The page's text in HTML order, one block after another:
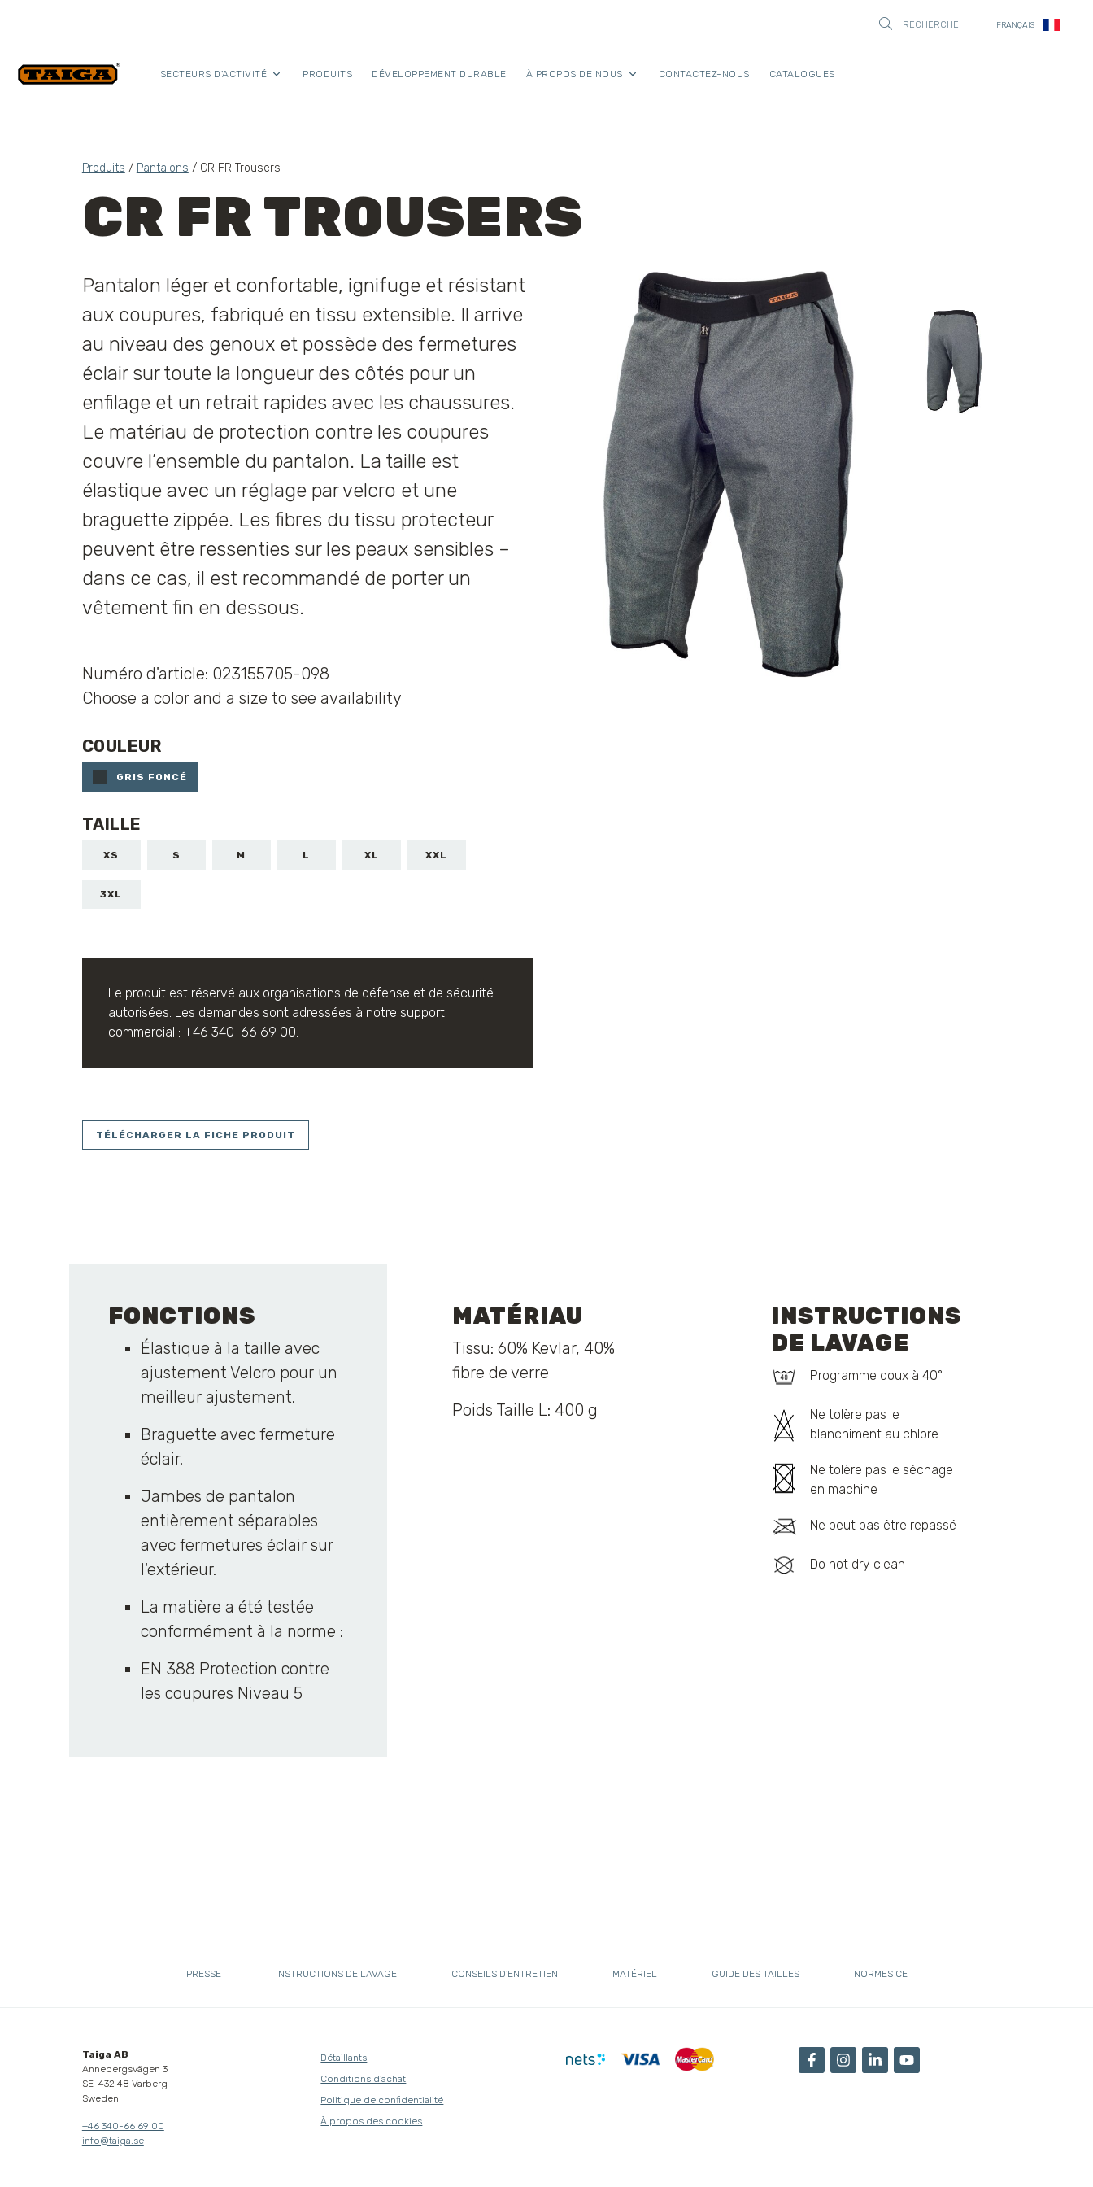
RECHERCHE FRANÇAIS
SECTEURS D'ACTIVITÉ PRODUITS DÉVELOPPEMENT DURABLE À PROPOS DE NOUS CONTACTEZ-NOUS CATALOGUES
Produits / Pantalons / CR FR Trousers
CR FR TROUSERS
Pantalon léger et confortable, ignifuge et résistant
aux coupures, fabriqué en tissu extensible. Il arrive
au niveau des genoux et possède des fermetures
éclair sur toute la longueur des côtés pour un
enfilage et un retrait rapides avec les chaussures.
Le matériau de protection contre les coupures
couvre l’ensemble du pantalon. La taille est
élastique avec un réglage par velcro et une
braguette zippée. Les fibres du tissu protecteur
peuvent être ressenties sur les peaux sensibles –
dans ce cas, il est recommandé de porter un
vêtement fin en dessous.
Numéro d'article: 023155705-098
Choose a color and a size to see availability
COULEUR
GRIS FONCÉ
TAILLE
XS S M L XL XXL
3XL
Le produit est réservé aux organisations de défense et de sécurité
autorisées. Les demandes sont adressées à notre support
commercial : +46 340-66 69 00.
TÉLÉCHARGER LA FICHE PRODUIT
FONCTIONS
Élastique à la taille avec
ajustement Velcro pour un
meilleur ajustement.
Braguette avec fermeture
éclair.
Jambes de pantalon
entièrement séparables
avec fermetures éclair sur
l'extérieur.
La matière a été testée
conformément à la norme :
EN 388 Protection contre
les coupures Niveau 5
MATÉRIAU
Tissu: 60% Kevlar, 40%
fibre de verre
Poids Taille L: 400 g
INSTRUCTIONS
DE LAVAGE
Programme doux à 40°
Ne tolère pas le
blanchiment au chlore
Ne tolère pas le séchage
en machine
Ne peut pas être repassé
Do not dry clean
PRESSE INSTRUCTIONS DE LAVAGE CONSEILS D'ENTRETIEN MATÉRIEL GUIDE DES TAILLES NORMES CE
Taiga AB
Annebergsvägen 3
SE-432 48 Varberg
Sweden
+46 340-66 69 00
info@taiga.se
Détaillants
Conditions d'achat
Politique de confidentialité
À propos des cookies